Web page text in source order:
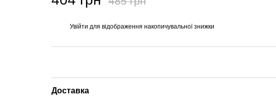
Увійти для відображення накопичувальної знижки
Доставка